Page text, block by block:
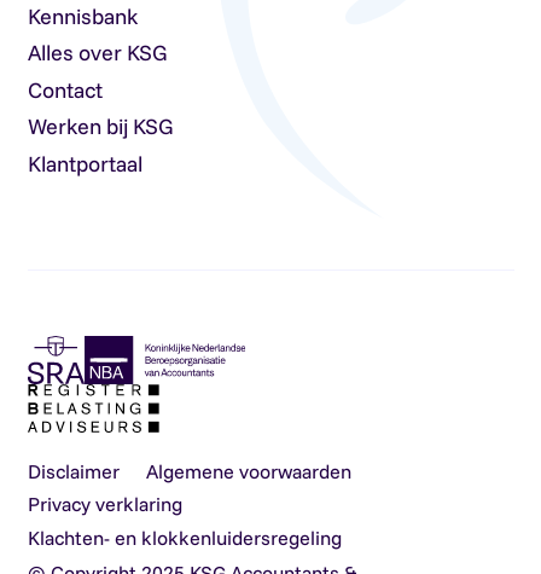
Kennisbank
Alles over KSG
Contact
Werken bij KSG
Klantportaal
Disclaimer
Algemene voorwaarden
Privacy verklaring
Klachten- en klokkenluidersregeling